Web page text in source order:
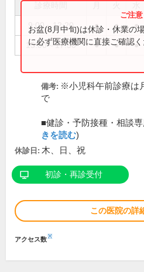
9:00～12:20 ● ● ●
15:00～17:30 ● ● ●
お盆(8月中旬)は休診・休業の
に必ず医療機関に直接ご確認く
備考: ※小児科午前診療は
で
■健診・予防接種・相談
きを読む)
休診日: 木、日、祝
初診・再診受付
この医院の詳
アクセス数※